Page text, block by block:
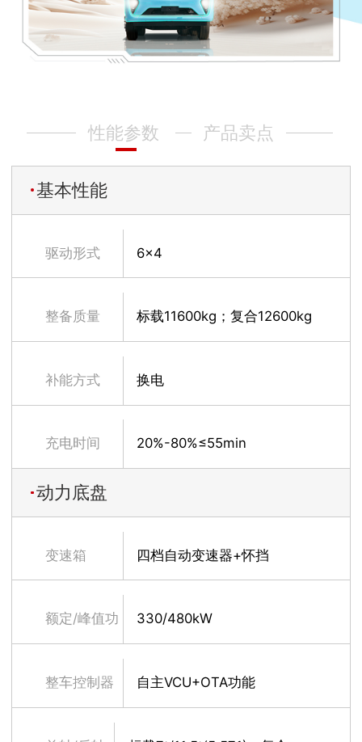
性能参数 产品卖点
基本性能
驱动形式 6×4
整备质量 标载11600kg；复合12600kg
补能方式 换电
充电时间 20%-80%≤55min
动力底盘
变速箱 四档自动变速器+怀挡
额定/峰值功 330/480kW
整车控制器 自主VCU+OTA功能